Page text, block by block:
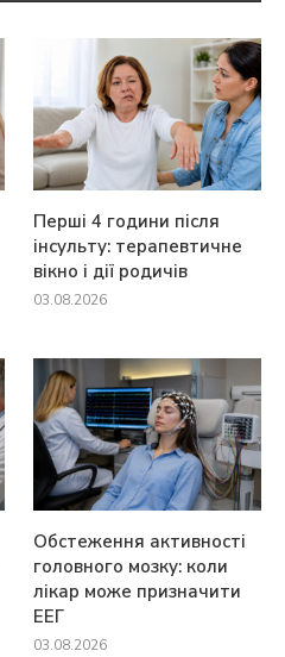
Перші 4 години після
інсульту: терапевтичне
вікно і дії родичів
03.08.2026
Обстеження активності
головного мозку: коли
лікар може призначити
ЕЕГ
03.08.2026